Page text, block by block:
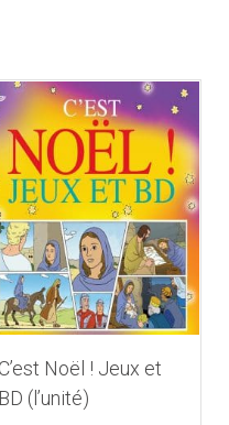
C’est Noël ! Jeux et
BD (l’unité)